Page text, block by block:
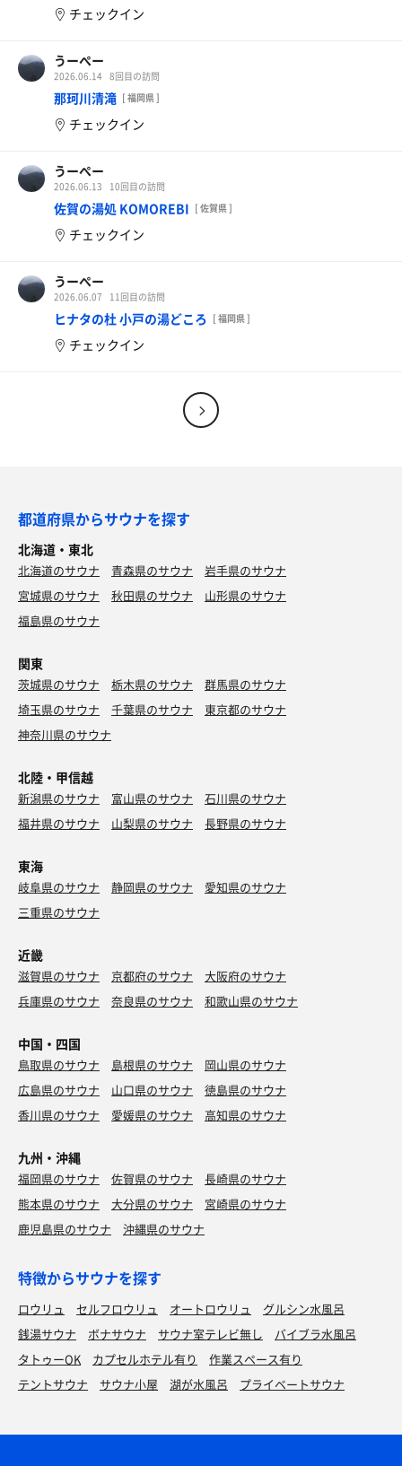
チェックイン
うーぺー
2026.06.14 8回目の訪問
那珂川清滝 [ 福岡県 ]
チェックイン
うーぺー
2026.06.13 10回目の訪問
佐賀の湯処 KOMOREBI [ 佐賀県 ]
チェックイン
うーぺー
2026.06.07 11回目の訪問
ヒナタの杜 小戸の湯どころ [ 福岡県 ]
チェックイン
都道府県からサウナを探す
北海道・東北
北海道のサウナ 青森県のサウナ
岩手県のサウナ
宮城県のサウナ
秋田県のサウナ
山形県のサウナ
福島県のサウナ
関東
茨城県のサウナ 栃木県のサウナ
群馬県のサウナ
埼玉県のサウナ
千葉県のサウナ
東京都のサウナ
神奈川県のサウナ
北陸・甲信越
新潟県のサウナ 富山県のサウナ
石川県のサウナ
福井県のサウナ
山梨県のサウナ 長野県のサウナ
東海
岐阜県のサウナ 静岡県のサウナ
愛知県のサウナ
三重県のサウナ
近畿
滋賀県のサウナ 京都府のサウナ
大阪府のサウナ
兵庫県のサウナ
奈良県のサウナ 和歌山県のサウナ
中国・四国
鳥取県のサウナ 島根県のサウナ
岡山県のサウナ
広島県のサウナ
山口県のサウナ
徳島県のサウナ
香川県のサウナ
愛媛県のサウナ 高知県のサウナ
九州・沖縄
福岡県のサウナ 佐賀県のサウナ
長崎県のサウナ
熊本県のサウナ
大分県のサウナ
宮崎県のサウナ
鹿児島県のサウナ
沖縄県のサウナ
特徴からサウナを探す
ロウリュ セルフロウリュ オートロウリュ
グルシン水風呂
銭湯サウナ
ボナサウナ サウナ室テレビ無し
バイブラ水風呂
タトゥーOK
カプセルホテル有り
作業スペース有り
テントサウナ
サウナ小屋 湖が水風呂 プライベートサウナ